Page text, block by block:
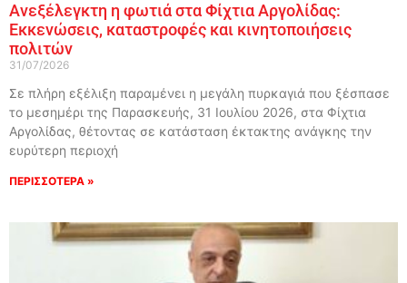
Ανεξέλεγκτη η φωτιά στα Φίχτια Αργολίδας:
Εκκενώσεις, καταστροφές και κινητοποιήσεις
πολιτών
31/07/2026
Σε πλήρη εξέλιξη παραμένει η μεγάλη πυρκαγιά που ξέσπασε
το μεσημέρι της Παρασκευής, 31 Ιουλίου 2026, στα Φίχτια
Αργολίδας, θέτοντας σε κατάσταση έκτακτης ανάγκης την
ευρύτερη περιοχή
ΠΕΡΙΣΣΟΤΕΡΑ »